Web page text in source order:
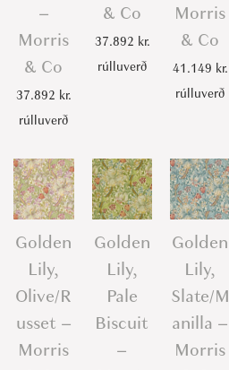
–
Morris
& Co
37.892 kr.
rúlluverð
& Co
37.892 kr.
rúlluverð
Morris
& Co
41.149 kr.
rúlluverð
Golden
Lily,
Olive/R
usset –
Morris
Golden
Lily,
Pale
Biscuit
–
Golden
Lily,
Slate/M
anilla –
Morris